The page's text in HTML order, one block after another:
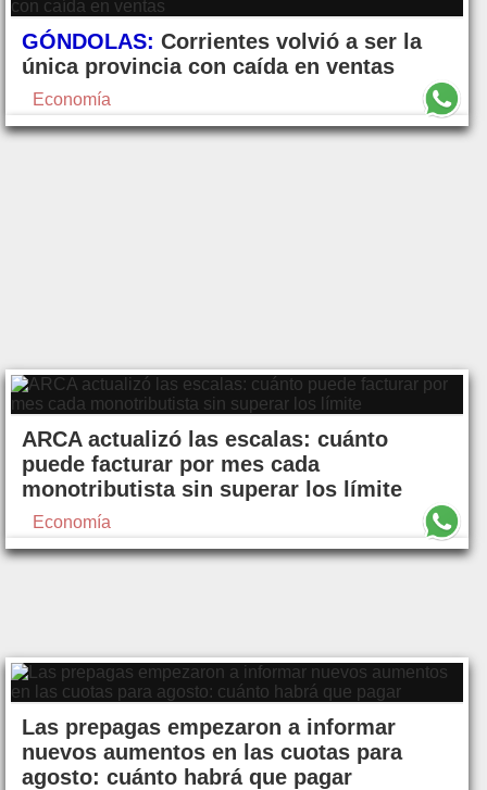
GÓNDOLAS: Corrientes volvió a ser la
única provincia con caída en ventas
Economía
ARCA actualizó las escalas: cuánto
puede facturar por mes cada
monotributista sin superar los límite
Economía
Las prepagas empezaron a informar
nuevos aumentos en las cuotas para
agosto: cuánto habrá que pagar